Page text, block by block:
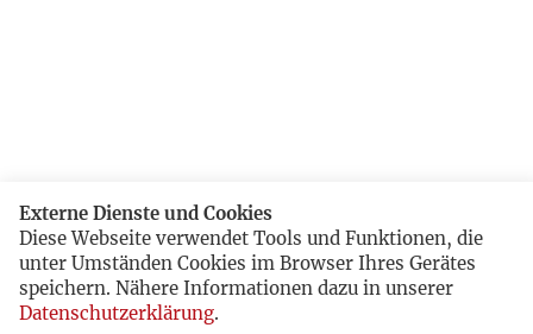
Externe Dienste und Cookies
Diese Webseite verwendet Tools und Funktionen, die
unter Umständen Cookies im Browser Ihres Gerätes
speichern. Nähere Informationen dazu in unserer
Datenschutzerklärung.